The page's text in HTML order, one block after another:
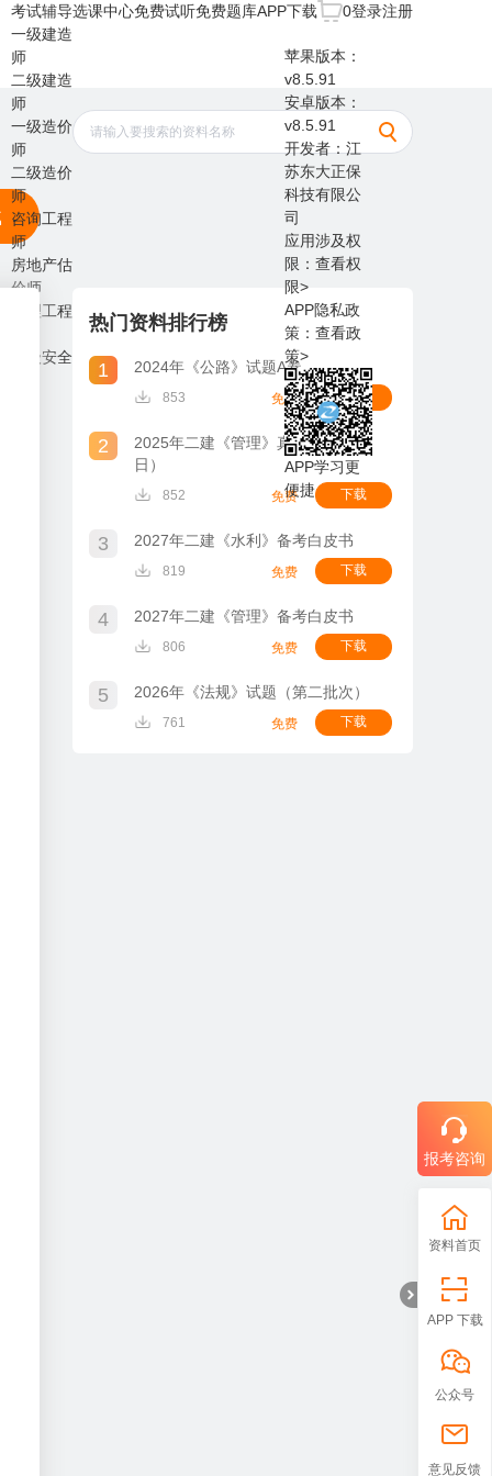
登录注册
考试辅导
一级建造
师
二级建造
师
一级造价
师
二级造价
师
咨询工程
师
房地产估
价师
监理工程
中级安全
选课中心免费试听免费题库APP下载
苹果版本：
v8.5.91
安卓版本：
v8.5.91
开发者：江
苏东大正保
科技有限公
司
应用涉及权
限： 查看权
限>
APP隐私政
策： 查看政
策>
APP学习更
便捷
0
热门资料排行榜
1 2024年《公路》试题A卷
853 免费 下载
2
2025年二建《管理》真题（5月11
日）
852 免费 下载
3 2027年二建《水利》备考白皮书
819 免费 下载
4 2027年二建《管理》备考白皮书
806 免费 下载
5 2026年《法规》试题（第二批次）
761 免费 下载
报考咨询
资料首页
APP 下载
公众号
意见反馈